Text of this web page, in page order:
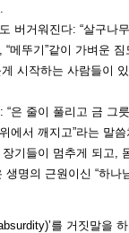
버거워진다: “살구나
메뚜기”같이 가벼운 짐
시작하는 사람들이
“은 줄이 풀리고 금 그
에서 깨지고”라는 말씀
기들이 멈추게 되고,
생명의 근원이신 “하나
를 거짓말을